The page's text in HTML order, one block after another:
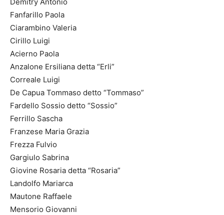
Fanfarillo Paola
Ciarambino Valeria
Cirillo Luigi
Acierno Paola
Anzalone Ersiliana detta “Erli”
Correale Luigi
De Capua Tommaso detto “Tommaso”
Fardello Sossio detto “Sossio”
Ferrillo Sascha
Franzese Maria Grazia
Frezza Fulvio
Gargiulo Sabrina
Giovine Rosaria detta “Rosaria”
Landolfo Mariarca
Mautone Raffaele
Mensorio Giovanni